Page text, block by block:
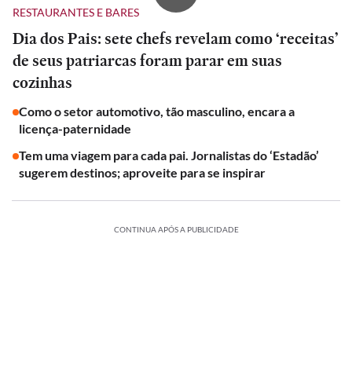
RESTAURANTES E BARES
Dia dos Pais: sete chefs revelam como ‘receitas’
de seus patriarcas foram parar em suas
cozinhas
Como o setor automotivo, tão masculino, encara a
licença-paternidade
Tem uma viagem para cada pai. Jornalistas do ‘Estadão’
sugerem destinos; aproveite para se inspirar
CONTINUA APÓS A PUBLICIDADE